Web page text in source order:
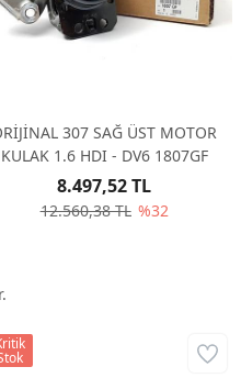
307 SAĞ ÜST MOTOR
KULAK 1.6 HDI - DV6 1807GF
12.560,38 TL %32
8.497,52 TL